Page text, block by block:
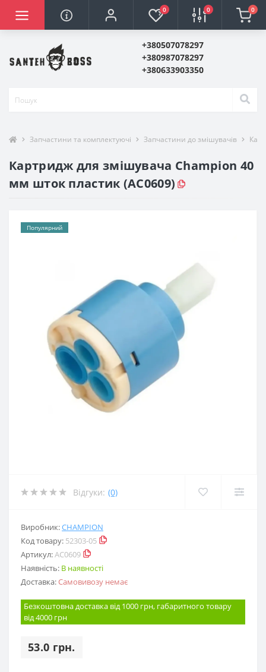
0 0 0
+380507078297
+380987078297
+380633903350
Запчастини та комплектуючі Запчастини до змішувачів
Картридж для змішувача Champion 40
мм шток пластик (AC0609)
Популярний
Відгуки: (0)
Виробник:CHAMPION
Код товару: 52303-05
Артикул:AC0609
Наявність: В наявності
Доставка:Самовивозу немає
Безкоштовна доставка від 1000 грн, габаритного товару
від 4000 грн
53.0 грн.